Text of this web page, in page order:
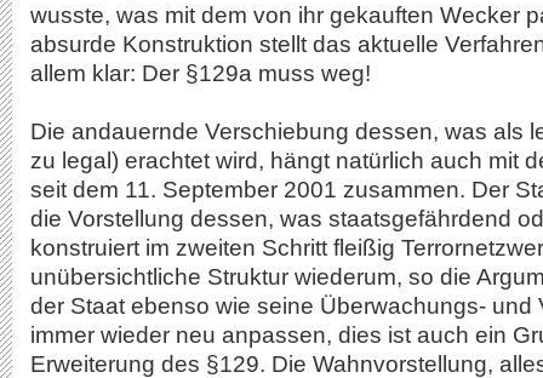
wusste, was mit dem von ihr gekauften Wecker
absurde Konstruktion stellt das aktuelle
allem klar: Der §129a muss weg!
Die andauernde Verschiebung dessen, was als
zu legal) erachtet wird, hängt natürlich auch mit
seit dem 11. September 2001 zusammen. Der
die Vorstellung dessen, was staatsgefährdend
konstruiert im zweiten Schritt fleißig
unübersichtliche Struktur wiederum, so die
der Staat ebenso wie seine Überwachungs- und
immer wieder neu anpassen, dies ist auch ein
Erweiterung des §129. Die Wahnvorstellung,